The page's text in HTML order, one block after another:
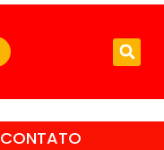
CONTATO